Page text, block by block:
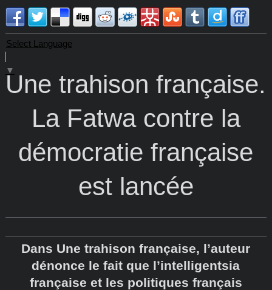
Select Language
▼
Une trahison française.
La Fatwa contre la
démocratie française
est lancée
Dans Une trahison française, l’auteur
dénonce le fait que l’intelligentsia
française et les politiques français